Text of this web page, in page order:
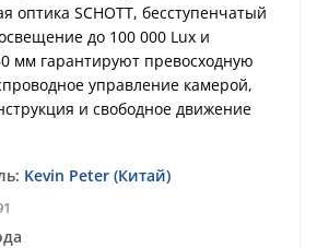
оптика SCHOTT, бесступенчатый
до 100 000 Lux и
мм гарантируют превосходную
управление камерой,
и свободное движение
Kevin Peter (Китай)